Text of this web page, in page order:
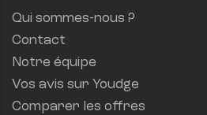
Qui sommes-nous ?
Contact
Notre équipe
Vos avis sur Youdge
Comparer les offres